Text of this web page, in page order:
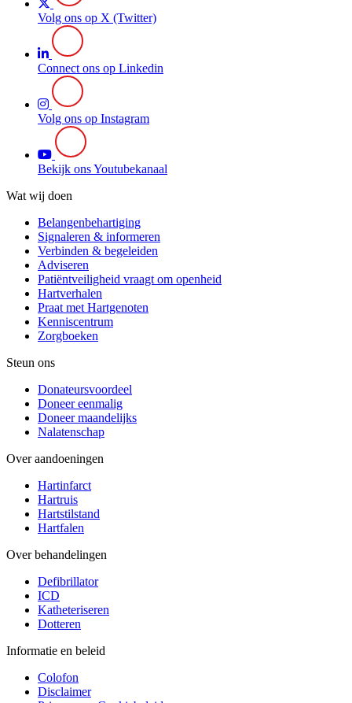
Volg ons op X (Twitter)
Connect ons op Linkedin
Volg ons op Instagram
Bekijk ons Youtubekanaal
Wat wij doen
Belangenbehartiging
Signaleren & informeren
Verbinden & begeleiden
Adviseren
Patiëntveiligheid vraagt om openheid
Hartverhalen
Praat met Hartgenoten
Kenniscentrum
Zorgboeken
Steun ons
Donateursvoordeel
Doneer eenmalig
Doneer maandelijks
Nalatenschap
Over aandoeningen
Hartinfarct
Hartruis
Hartstilstand
Hartfalen
Over behandelingen
Defibrillator
ICD
Katheteriseren
Dotteren
Informatie en beleid
Colofon
Disclaimer